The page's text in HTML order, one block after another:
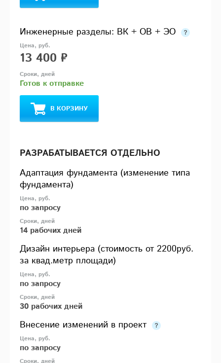
Инженерные разделы: ВК + ОВ + ЭО
13 400 ₽
Готов к отправке
В КОРЗИНУ
РАЗРАБАТЫВАЕТСЯ ОТДЕЛЬНО
Адаптация фундамента (изменение типа
фундамента)
по запросу
14 рабочих дней
Дизайн интерьера (стоимость от 2200руб.
за квад.метр площади)
по запросу
30 рабочих дней
Внесение изменений в проект
по запросу